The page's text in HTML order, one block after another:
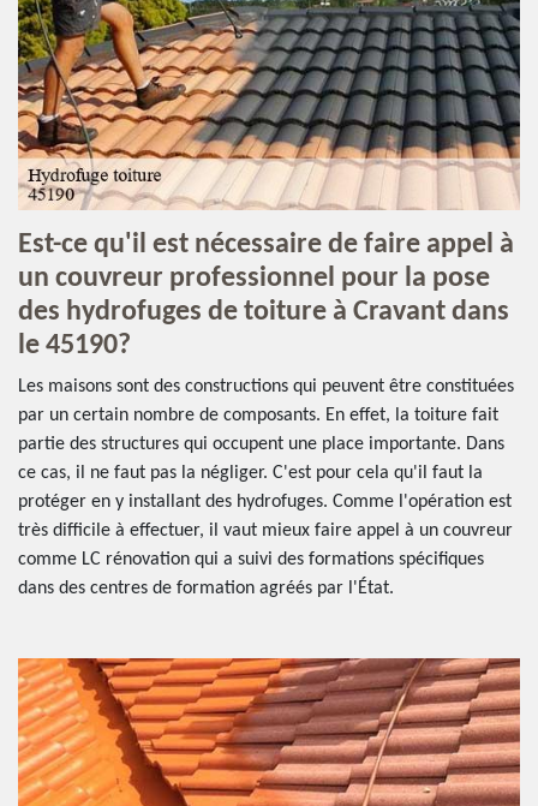
Est-ce qu'il est nécessaire de faire appel à
un couvreur professionnel pour la pose
des hydrofuges de toiture à Cravant dans
le 45190?
Les maisons sont des constructions qui peuvent être constituées
par un certain nombre de composants. En effet, la toiture fait
partie des structures qui occupent une place importante. Dans
ce cas, il ne faut pas la négliger. C'est pour cela qu'il faut la
protéger en y installant des hydrofuges. Comme l'opération est
très difficile à effectuer, il vaut mieux faire appel à un couvreur
comme LC rénovation qui a suivi des formations spécifiques
dans des centres de formation agréés par l'État.